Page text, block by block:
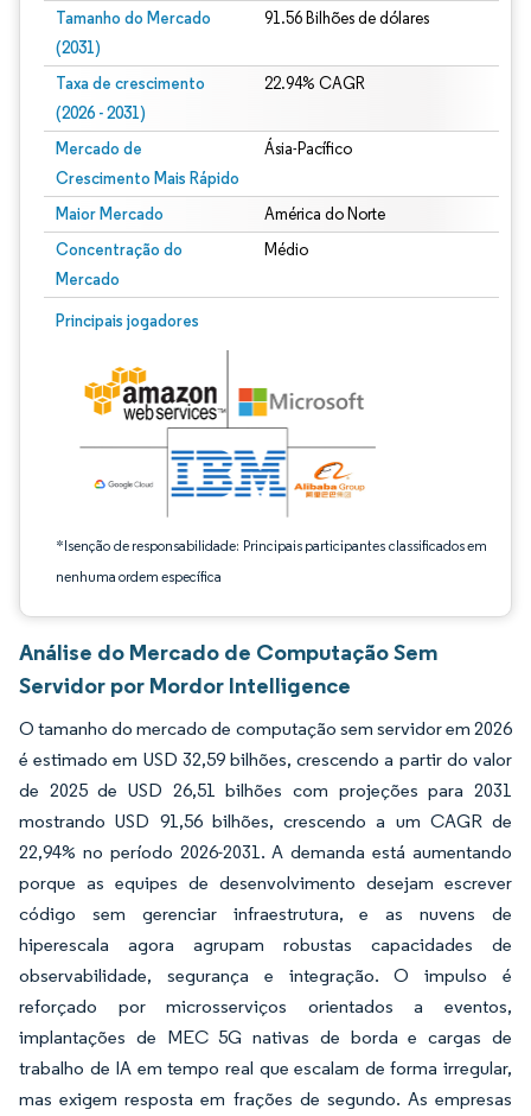
Tamanho do Mercado
(2031)
91.56 Bilhões de dólares
Taxa de crescimento
(2026 - 2031)
22.94% CAGR
Mercado de
Crescimento Mais Rápido
Ásia-Pacífico
Maior Mercado América do Norte
Concentração do
Mercado
Médio
Principais jogadores
*Isenção de responsabilidade: Principais participantes classificados em
nenhuma ordem específica
Imagem © Mordor Intelligence. O reuso requer atribuição conforme CC BY 4.0.
Análise do Mercado de Computação Sem
Servidor por Mordor Intelligence
O tamanho do mercado de computação sem servidor em 2026
é estimado em USD 32,59 bilhões, crescendo a partir do valor
de 2025 de USD 26,51 bilhões com projeções para 2031
mostrando USD 91,56 bilhões, crescendo a um CAGR de
22,94% no período 2026-2031. A demanda está aumentando
porque as equipes de desenvolvimento desejam escrever
código sem gerenciar infraestrutura, e as nuvens de
hiperescala agora agrupam robustas capacidades de
observabilidade, segurança e integração. O impulso é
reforçado por microsserviços orientados a eventos,
implantações de MEC 5G nativas de borda e cargas de
trabalho de IA em tempo real que escalam de forma irregular,
mas exigem resposta em frações de segundo. As empresas